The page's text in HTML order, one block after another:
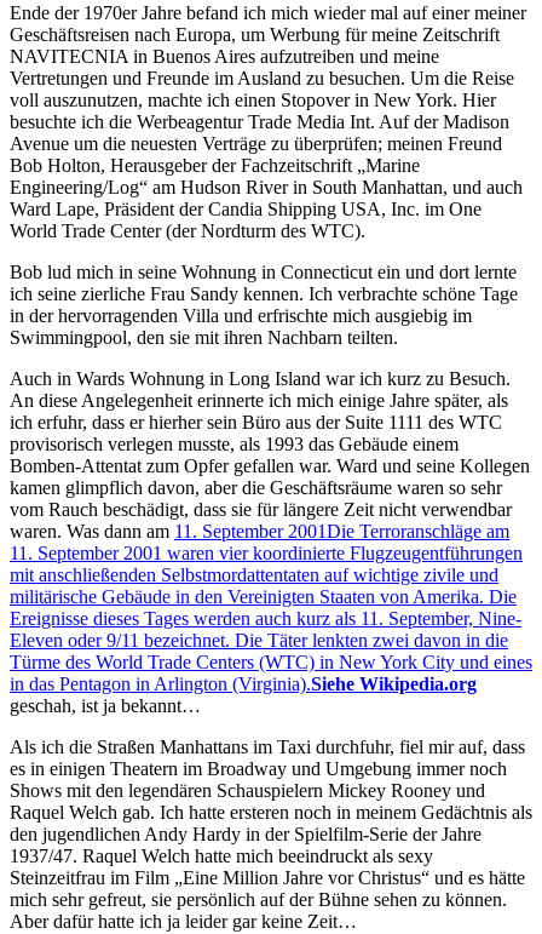
Ende der 1970er Jahre befand ich mich wieder mal auf einer meiner
Geschäftsreisen nach Europa, um Werbung für meine Zeitschrift
NAVITECNIA in Buenos Aires aufzutreiben und meine
Vertretungen und Freunde im Ausland zu besuchen. Um die Reise
voll auszunutzen, machte ich einen Stopover in New York. Hier
besuchte ich die Werbeagentur Trade Media Int. Auf der Madison
Avenue um die neuesten Verträge zu überprüfen; meinen Freund
Bob Holton, Herausgeber der Fachzeitschrift
Marine
Engineering/Log
am Hudson River in South Manhattan, und auch
Ward Lape, Präsident der Candia Shipping USA, Inc. im One
World Trade Center (der Nordturm des WTC).
Bob lud mich in seine Wohnung in Connecticut ein und dort lernte
ich seine zierliche Frau Sandy kennen. Ich verbrachte schöne Tage
in der hervorragenden Villa und erfrischte mich ausgiebig im
Swimmingpool, den sie mit ihren Nachbarn teilten.
Auch in Wards Wohnung in Long Island war ich kurz zu Besuch.
An diese Angelegenheit erinnerte ich mich einige Jahre später, als
ich erfuhr, dass er hierher sein Büro aus der Suite 1111 des WTC
provisorisch verlegen musste, als 1993 das Gebäude einem
Bomben-Attentat zum Opfer gefallen war. Ward und seine Kollegen
kamen glimpflich davon, aber die Geschäftsräume waren so sehr
vom Rauch beschädigt, dass sie für längere Zeit nicht verwendbar
waren. Was dann am 11. September 2001Die Terroranschläge am
11. September 2001 waren vier koordinierte Flugzeugentführungen
mit anschließenden Selbstmordattentaten auf wichtige zivile und
militärische Gebäude in den Vereinigten Staaten von Amerika. Die
Ereignisse dieses Tages werden auch kurz als 11. September, Nine-
Eleven oder 9/11 bezeichnet. Die Täter lenkten zwei davon in die
Türme des World Trade Centers (WTC) in New York City und eines
in das Pentagon in Arlington (Virginia).Siehe Wikipedia.org
geschah, ist ja bekannt…
Als ich die Straßen Manhattans im Taxi durchfuhr, fiel mir auf, dass
es in einigen Theatern im Broadway und Umgebung immer noch
Shows mit den legendären Schauspielern Mickey Rooney und
Raquel Welch gab. Ich hatte ersteren noch in meinem Gedächtnis als
den jugendlichen Andy Hardy in der Spielfilm-Serie der Jahre
1937/47. Raquel Welch hatte mich beeindruckt als sexy
Steinzeitfrau im Film
Eine Million Jahre vor Christus
und es hätte
mich sehr gefreut, sie persönlich auf der Bühne sehen zu können.
Aber dafür hatte ich ja leider gar keine Zeit…